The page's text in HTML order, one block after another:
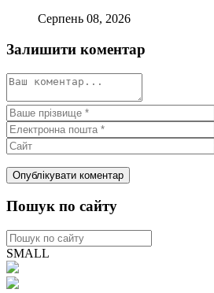
Серпень 08, 2026
Залишити коментар
Пошук по сайту
SMALL